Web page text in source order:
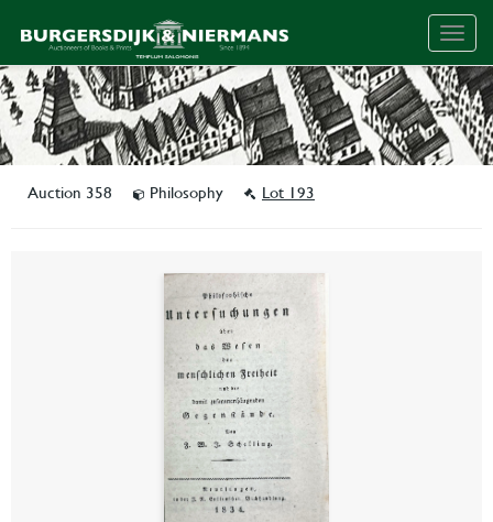
Auction 358 Philosophy Lot 193